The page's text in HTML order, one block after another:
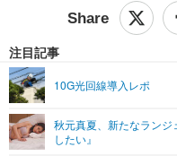
ショッピング
エンタメTOP
グラビア
ライフTOP
その他
リリース一覧
プッシュ通知の停止方法
注目記事
10G光回線導入レポ
秋元真夏、新たなランジ
したい』